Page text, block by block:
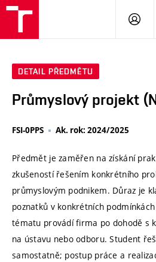
DETAIL PŘEDMĚTU
Průmyslový projekt
FSI-0PPS Ak. rok: 2024/2025
Předmět je zaměřen na získání
zkušeností řešením konkrétního
průmyslovým podnikem. Důraz je
poznatků v konkrétních
tématu provádí firma po dohodě s
na ústavu nebo odboru. Student
samostatně; postup práce a